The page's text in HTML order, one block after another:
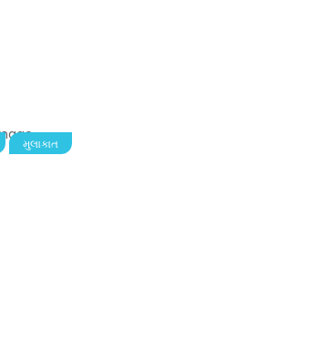
મુલાકાત